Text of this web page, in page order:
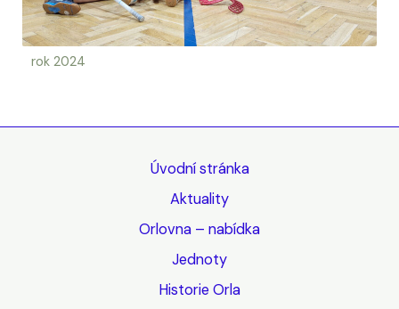
rok 2024
Úvodní stránka
Aktuality
Orlovna – nabídka
Jednoty
Historie Orla